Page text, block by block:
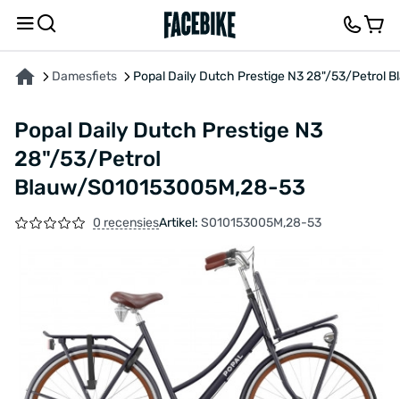
Damesfiets Popal Daily Dutch Prestige N3 28"/53/Petrol
Popal Daily Dutch Prestige N3
28"/53/Petrol
Blauw/S010153005M,28-53
0 recensiesArtikel: S010153005M,28-53
OVER HET PRODUCT KENMERKENFEEDBACK EN VRAGEN